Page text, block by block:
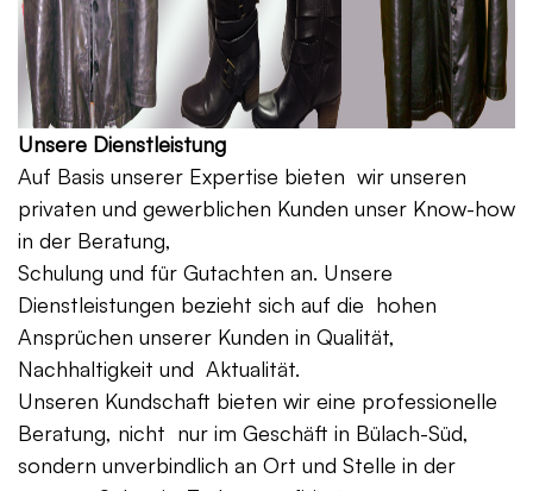
Unsere Dienstleistung
Auf Basis unserer Expertise bieten wir unseren
privaten und gewerblichen Kunden unser Know-how
in der Beratung,
Schulung und für Gutachten an. Unsere
Dienstleistungen bezieht sich auf die hohen
Ansprüchen unserer Kunden in Qualität,
Nachhaltigkeit und Aktualität.
Unseren Kundschaft bieten wir eine professionelle
Beratung, nicht nur im Geschäft in Bülach-Süd,
sondern unverbindlich an Ort und Stelle in der